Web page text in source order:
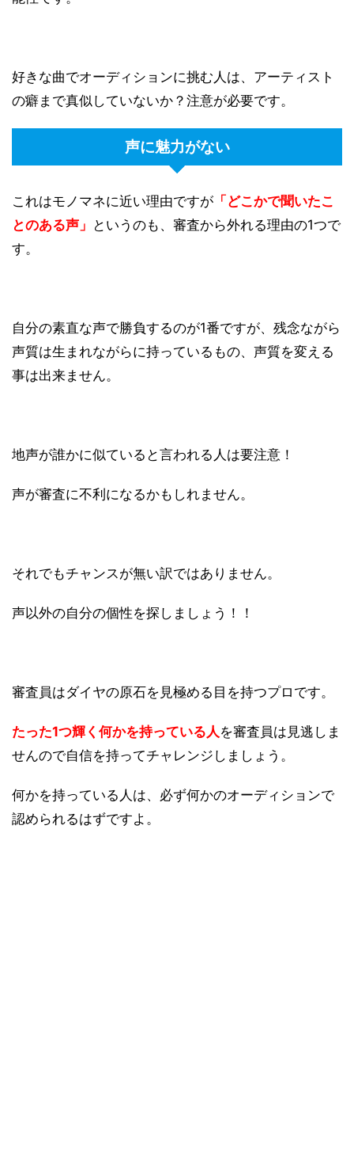
好きな曲でオーディションに挑む人は、アーティスト
の癖まで真似していないか？注意が必要です。
声に魅力がない
これはモノマネに近い理由ですが 「どこかで聞いたこ
とのある声」 というのも、審査から外れる理由の1つで
す。
自分の素直な声で勝負するのが1番ですが、残念ながら
声質は生まれながらに持っているもの、声質を変える
事は出来ません。
地声が誰かに似ていると言われる人は要注意！
声が審査に不利になるかもしれません。
それでもチャンスが無い訳ではありません。
声以外の自分の個性を探しましょう！！
審査員はダイヤの原石を見極める目を持つプロです。
たった1つ輝く何かを持っている人 を審査員は見逃しま
せんので自信を持ってチャレンジしましょう。
何かを持っている人は、必ず何かのオーディションで
認められるはずですよ。